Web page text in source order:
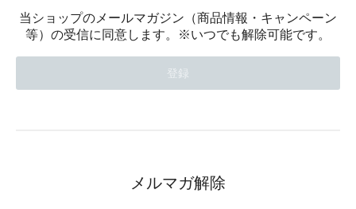
当ショップのメールマガジン（商品情報・キャンペーン
等）の受信に同意します。※いつでも解除可能です。
メルマガ解除